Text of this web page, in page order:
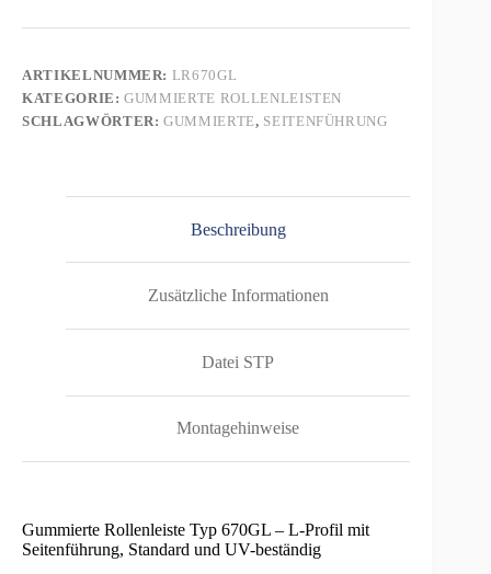
–
mit
Seitenführung,
ø42mm,
Menge
ARTIKELNUMMER: LR670GL
KATEGORIE:GUMMIERTE ROLLENLEISTEN
SCHLAGWÖRTER:GUMMIERTE, SEITENFÜHRUNG
Beschreibung
Zusätzliche Informationen
Datei STP
Montagehinweise
Gummierte Rollenleiste Typ 670GL – L-Profil mit
Seitenführung, Standard und UV-beständig